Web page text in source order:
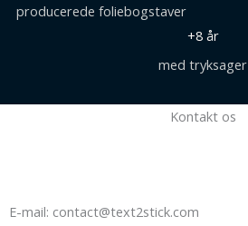
producerede foliebogstaver
+8 år
med tryksager
Kontakt os
E-mail: contact@text2stick.com